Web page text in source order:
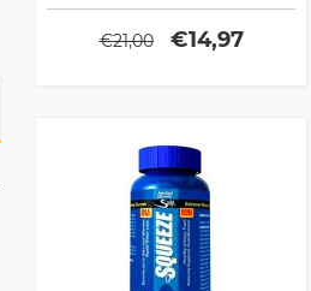
dimagrire più in fretta
€21,00 €14,97